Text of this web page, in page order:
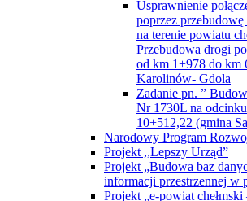
Usprawnienie
poprzez
na terenie powiatu
Przebudowa drogi
od km 1+978 do km
Karolinów- Gdola
Zadanie pn. ”
Nr 1730L na
10+512,22 (gmina
Narodowy Program
Projekt ,,Lepszy Urząd”
Projekt „Budowa baz
informacji przestrzennej w
Projekt „e-powiat